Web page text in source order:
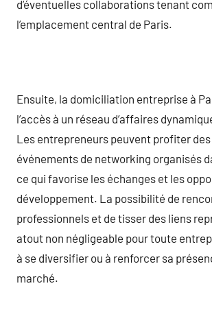
d’éventuelles collaborations tenant
l’emplacement central de Paris.
Ensuite, la domiciliation entreprise à
l’accès à un réseau d’affaires
Les entrepreneurs peuvent profiter
événements de networking organisés
ce qui favorise les échanges et les
développement. La possibilité de
professionnels et de tisser des liens
atout non négligeable pour toute
à se diversifier ou à renforcer sa
marché.